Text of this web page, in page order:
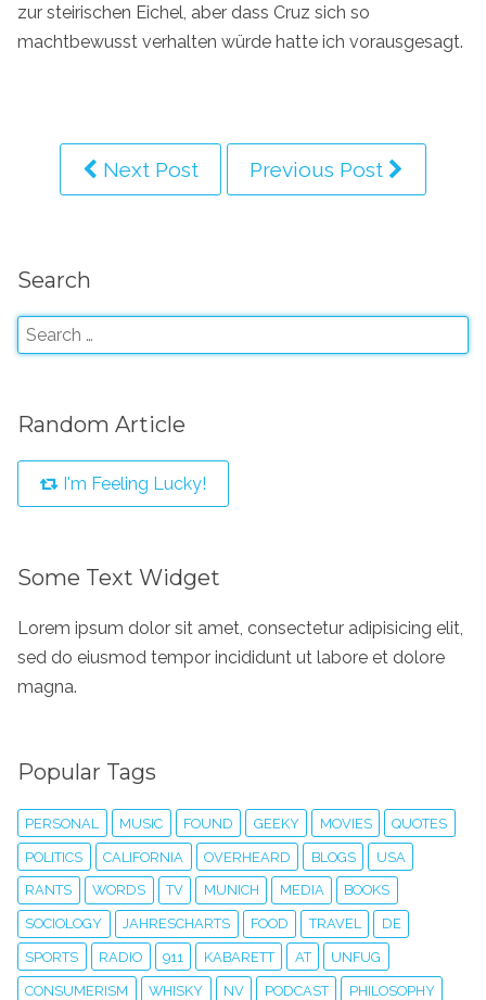
zur steirischen Eichel, aber dass Cruz sich so
machtbewusst verhalten würde hatte ich vorausgesagt.
Next Post Previous Post
Search
Random Article
I'm Feeling Lucky!
Some Text Widget
Lorem ipsum dolor sit amet, consectetur adipisicing elit,
sed do eiusmod tempor incididunt ut labore et dolore
magna.
Popular Tags
PERSONAL MUSIC FOUND GEEKY MOVIES QUOTES
POLITICS CALIFORNIA OVERHEARD BLOGS USA
RANTS WORDS TV MUNICH MEDIA BOOKS
SOCIOLOGY JAHRESCHARTS FOOD TRAVEL DE
SPORTS RADIO 911 KABARETT AT UNFUG
CONSUMERISM WHISKY NV PODCAST PHILOSOPHY